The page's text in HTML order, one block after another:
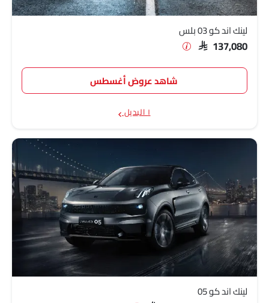
لينك اند كو 03 بلس
SAR 137,080
شاهد عروض أغسطس
١ البديل
لينك اند كو 05